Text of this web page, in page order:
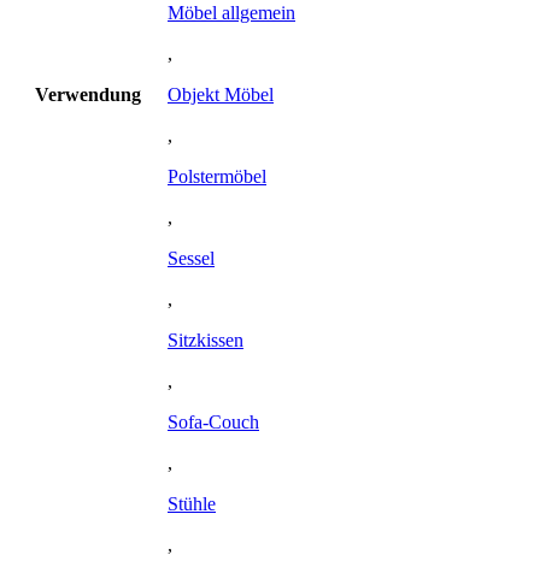
Verwendung
Möbel allgemein
,
Objekt Möbel
,
Polstermöbel
,
Sessel
,
Sitzkissen
,
Sofa-Couch
,
Stühle
,